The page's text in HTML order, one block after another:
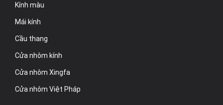
Kính màu
Mái kính
Cầu thang
Cửa nhôm kính
Cửa nhôm Xingfa
Cửa nhôm Việt Pháp